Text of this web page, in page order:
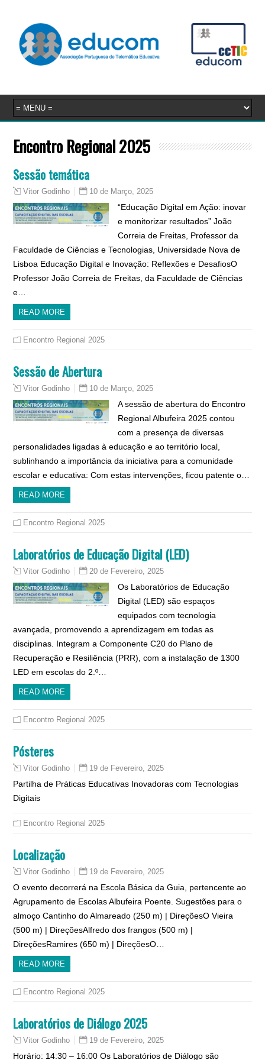
Encontro Regional 2025
Sessão temática
Vitor Godinho 10 de Março, 2025
“Educação Digital em Ação: inovar
e monitorizar resultados” João
Correia de Freitas, Professor da
Faculdade de Ciências e Tecnologias, Universidade Nova de
Lisboa Educação Digital e Inovação: Reflexões e DesafiosO
Professor João Correia de Freitas, da Faculdade de Ciências
e…
READ MORE
Encontro Regional 2025
Sessão de Abertura
Vitor Godinho 10 de Março, 2025
A sessão de abertura do Encontro
Regional Albufeira 2025 contou
com a presença de diversas
personalidades ligadas à educação e ao território local,
sublinhando a importância da iniciativa para a comunidade
escolar e educativa: Com estas intervenções, ficou patente o…
READ MORE
Encontro Regional 2025
Laboratórios de Educação Digital (LED)
Vitor Godinho 20 de Fevereiro, 2025
Os Laboratórios de Educação
Digital (LED) são espaços
equipados com tecnologia
avançada, promovendo a aprendizagem em todas as
disciplinas. Integram a Componente C20 do Plano de
Recuperação e Resiliência (PRR), com a instalação de 1300
LED em escolas do 2.º…
READ MORE
Encontro Regional 2025
Pósteres
Vitor Godinho 19 de Fevereiro, 2025
Partilha de Práticas Educativas Inovadoras com Tecnologias
Digitais
Encontro Regional 2025
Localização
Vitor Godinho 19 de Fevereiro, 2025
O evento decorrerá na Escola Básica da Guia, pertencente ao
Agrupamento de Escolas Albufeira Poente. Sugestões para o
almoço Cantinho do Almareado (250 m) | DireçõesO Vieira
(500 m) | DireçõesAlfredo dos frangos (500 m) |
DireçõesRamires (650 m) | DireçõesO…
READ MORE
Encontro Regional 2025
Laboratórios de Diálogo 2025
Vitor Godinho 19 de Fevereiro, 2025
Horário: 14:30 – 16:00 Os Laboratórios de Diálogo são